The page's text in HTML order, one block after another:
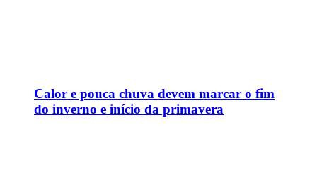
Calor e pouca chuva devem marcar o fim
do inverno e início da primavera